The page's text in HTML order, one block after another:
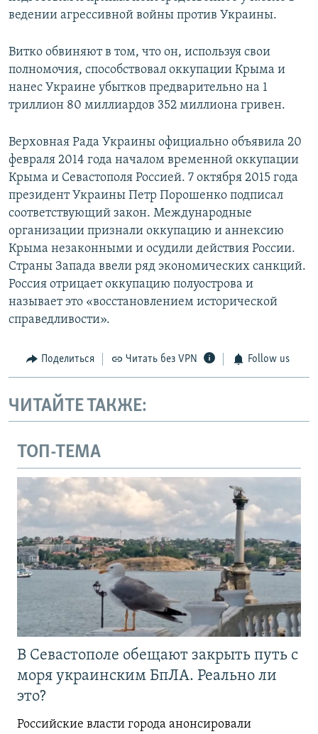
ведении агрессивной войны против Украины.
Витко обвиняют в том, что он, используя свои
полномочия, способствовал оккупации Крыма и
нанес Украине убытков предварительно на 1
триллион 80 миллиардов 352 миллиона гривен.
Верховная Рада Украины официально объявила 20
февраля 2014 года началом временной оккупации
Крыма и Севастополя Россией. 7 октября 2015 года
президент Украины Петр Порошенко подписал
соответствующий закон. Международные
организации признали оккупацию и аннексию
Крыма незаконными и осудили действия России.
Страны Запада ввели ряд экономических санкций.
Россия отрицает оккупацию полуострова и
называет это «восстановлением исторической
справедливости».
Поделиться Читать без VPN Follow us
ЧИТАЙТЕ ТАКЖЕ:
ТОП-ТЕМА
В Севастополе обещают закрыть путь с
моря украинским БпЛА. Реально ли
это?
Российские власти города анонсировали